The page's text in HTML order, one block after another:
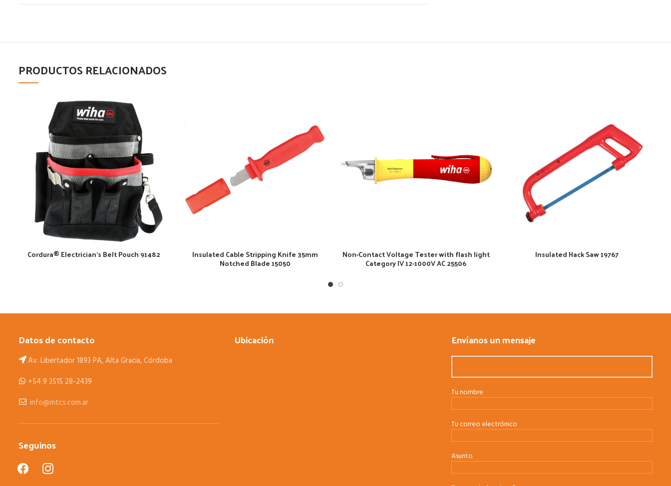
PRODUCTOS RELACIONADOS
Cordura® Electrician’s Belt Pouch 91482 Insulated Cable Stripping Knife 35mm
Notched Blade 15050
Non-Contact Voltage Tester with flash light
Category IV 12-1000V AC 25506
Insulated Hack Saw 19767
Datos de contacto
Av. Libertador 1893 PA, Alta Gracia, Córdoba
+54 9 3515 28-2439
info@mtcs.com.ar
Seguinos
facebookinstagram
Ubicación Envíanos un mensaje
Tu nombre
Tu correo electrónico
Asunto